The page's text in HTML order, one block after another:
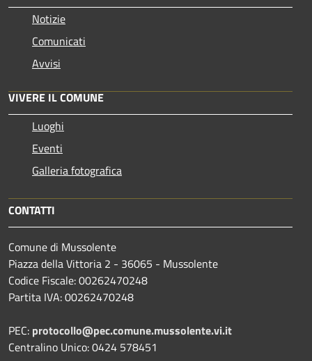
Notizie
Comunicati
Avvisi
VIVERE IL COMUNE
Luoghi
Eventi
Galleria fotografica
CONTATTI
Comune di Mussolente
Piazza della Vittoria 2 - 36065 - Mussolente
Codice Fiscale: 00262470248
Partita IVA: 00262470248
PEC: protocollo@pec.comune.mussolente.vi.it
Centralino Unico: 0424 578451